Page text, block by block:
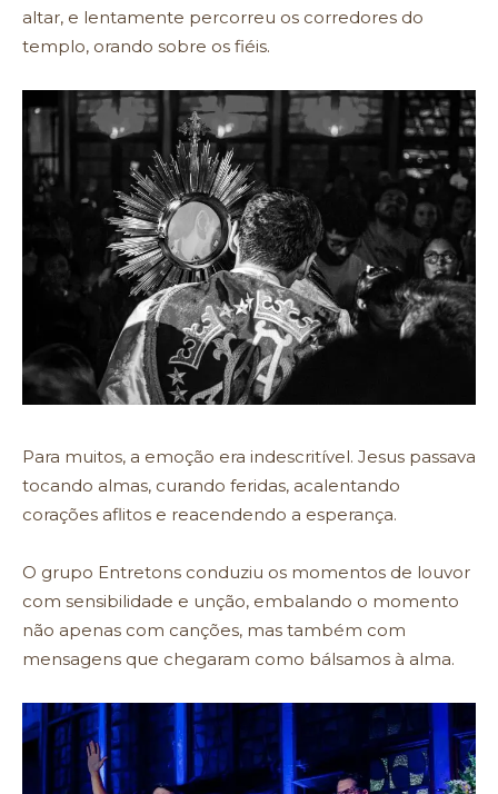
altar, e lentamente percorreu os corredores do
templo, orando sobre os fiéis.
Para muitos, a emoção era indescritível. Jesus passava
tocando almas, curando feridas, acalentando
corações aflitos e reacendendo a esperança.
O grupo Entretons conduziu os momentos de louvor
com sensibilidade e unção, embalando o momento
não apenas com canções, mas também com
mensagens que chegaram como bálsamos à alma.